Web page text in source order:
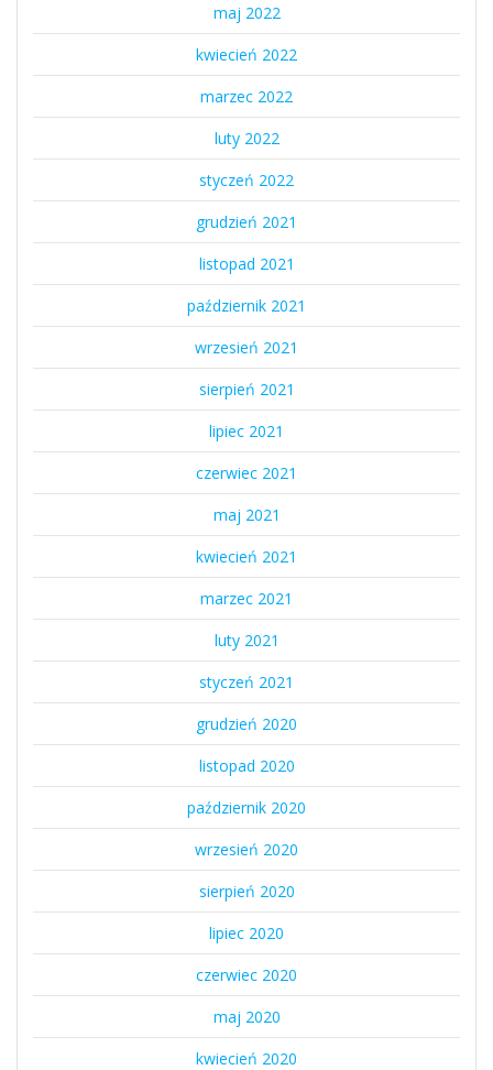
maj 2022
kwiecień 2022
marzec 2022
luty 2022
styczeń 2022
grudzień 2021
listopad 2021
październik 2021
wrzesień 2021
sierpień 2021
lipiec 2021
czerwiec 2021
maj 2021
kwiecień 2021
marzec 2021
luty 2021
styczeń 2021
grudzień 2020
listopad 2020
październik 2020
wrzesień 2020
sierpień 2020
lipiec 2020
czerwiec 2020
maj 2020
kwiecień 2020